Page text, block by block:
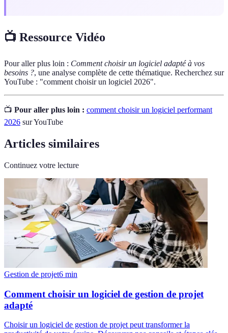
📺 Ressource Vidéo
Pour aller plus loin : Comment choisir un logiciel adapté à vos
besoins ?, une analyse complète de cette thématique. Recherchez sur
YouTube : "comment choisir un logiciel 2026".
📺 Pour aller plus loin : comment choisir un logiciel performant
2026 sur YouTube
Articles similaires
Continuez votre lecture
Gestion de projet6 min
Comment choisir un logiciel de gestion de projet
adapté
Choisir un logiciel de gestion de projet peut transformer la